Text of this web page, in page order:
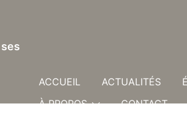
ACCUEIL ACTUALITÉS
À PROPOS
CONTACT